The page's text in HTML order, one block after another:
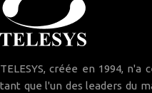
TELESYS, créée en 1994,
tant que l'un des leaders du